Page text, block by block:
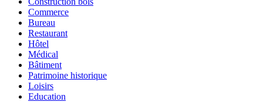
Commerce
Bureau
Restaurant
Hôtel
Médical
Bâtiment
Patrimoine historique
Loisirs
Education